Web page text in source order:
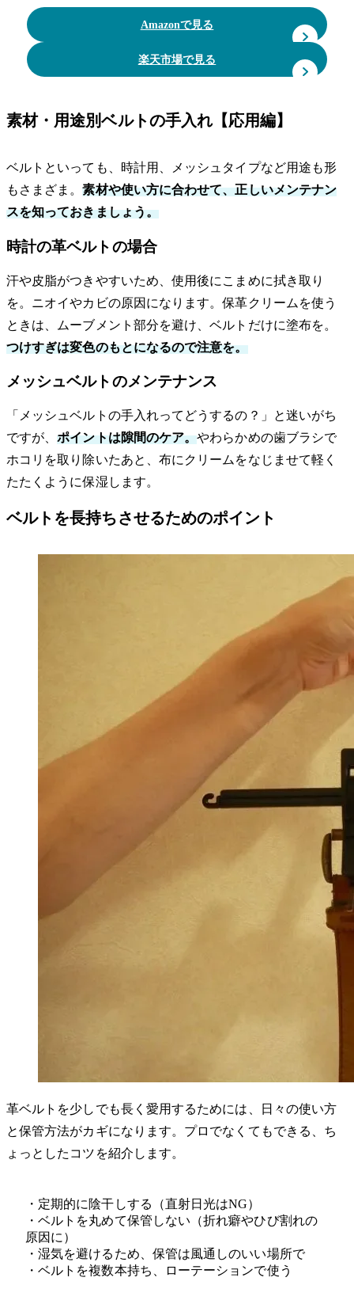
Amazonで見る
楽天市場で見る
素材・用途別ベルトの手入れ【応用編】
ベルトといっても、時計用、メッシュタイプなど用途も形
もさまざま。素材や使い方に合わせて、正しいメンテナン
スを知っておきましょう。
時計の革ベルトの場合
汗や皮脂がつきやすいため、使用後にこまめに拭き取り
を。ニオイやカビの原因になります。保革クリームを使う
ときは、ムーブメント部分を避け、ベルトだけに塗布を。
つけすぎは変色のもとになるので注意を。
メッシュベルトのメンテナンス
「メッシュベルトの手入れってどうするの？」と迷いがち
ですが、ポイントは隙間のケア。やわらかめの歯ブラシで
ホコリを取り除いたあと、布にクリームをなじませて軽く
たたくように保湿します。
ベルトを長持ちさせるためのポイント
革ベルトを少しでも長く愛用するためには、日々の使い方
と保管方法がカギになります。プロでなくてもできる、ち
ょっとしたコツを紹介します。
・定期的に陰干しする（直射日光はNG）
・ベルトを丸めて保管しない（折れ癖やひび割れの
原因に）
・湿気を避けるため、保管は風通しのいい場所で
・ベルトを複数本持ち、ローテーションで使う